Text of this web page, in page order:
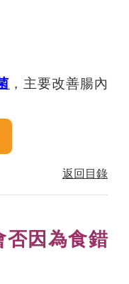
，主要改善腸內
返回目錄
否因為食錯